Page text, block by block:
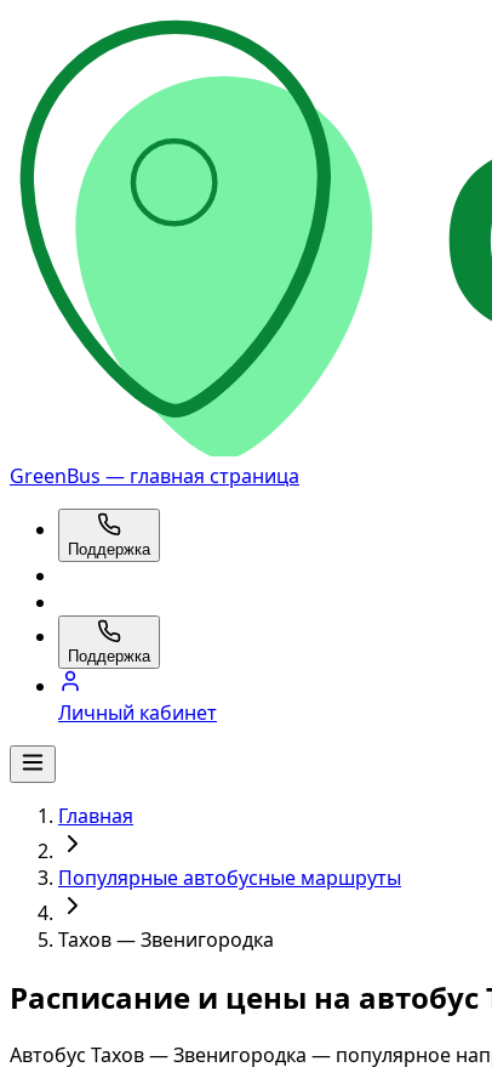
GreenBus — главная страница
Поддержка
Поддержка
Личный кабинет
Главная
Популярные автобусные маршруты
Тахов — Звенигородка
Расписание и цены на
Автобус Тахов — Звенигородка — популярное